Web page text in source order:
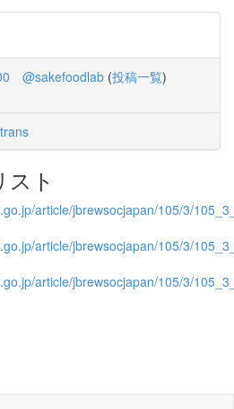
@sakefoodlab (投稿一覧)
ト
article/jbrewsocjapan/105/3/
article/jbrewsocjapan/105/3/
article/jbrewsocjapan/105/3/